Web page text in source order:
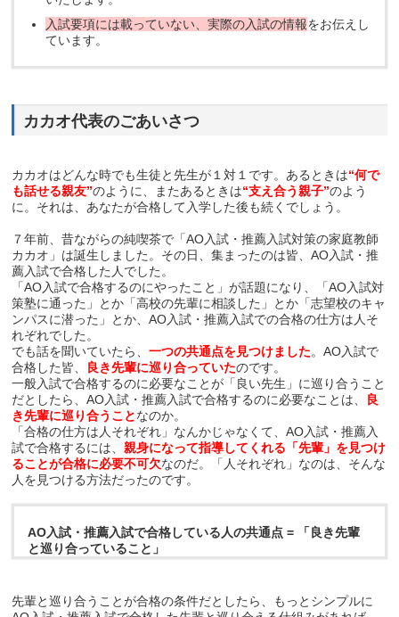
入試要項には載っていない、実際の入試の情報をお伝えし
ています。
カカオ代表のごあいさつ
カカオはどんな時でも生徒と先生が１対１です。あるときは“何で
も話せる親友”のように、またあるときは“支え合う親子”のよう
に。それは、あなたが合格して入学した後も続くでしょう。
７年前、昔ながらの純喫茶で「AO入試・推薦入試対策の家庭教師
カカオ」は誕生しました。その日、集まったのは皆、AO入試・推
薦入試で合格した人でした。
「AO入試で合格するのにやったこと」が話題になり、「AO入試対
策塾に通った」とか「高校の先輩に相談した」とか「志望校のキャ
ンパスに潜った」とか、AO入試・推薦入試での合格の仕方は人そ
れぞれでした。
でも話を聞いていたら、一つの共通点を見つけました。AO入試で
合格した皆、 良き先輩に巡り合っていたのです。
一般入試で合格するのに必要なことが「良い先生」に巡り合うこと
だとしたら、AO入試・推薦入試で合格するのに必要なことは、 良
き先輩に巡り合うことなのか。
「合格の仕方は人それぞれ」なんかじゃなくて、AO入試・推薦入
試で合格するには、親身になって指導してくれる「先輩」を見つけ
ることが合格に必要不可欠なのだ。「人それぞれ」なのは、そんな
人を見つける方法だったのです。
AO入試・推薦入試で合格している人の共通点 = 「良き先輩
と巡り合っていること」
先輩と巡り合うことが合格の条件だとしたら、もっとシンプルに